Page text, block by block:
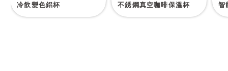
冷飲變色鋁杯 不銹鋼真空咖啡保溫杯 智